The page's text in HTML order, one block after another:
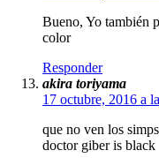
Bueno, Yo también
color
Responder
akira toriyama
17 octubre, 2016 a
que no ven los
doctor giber is black